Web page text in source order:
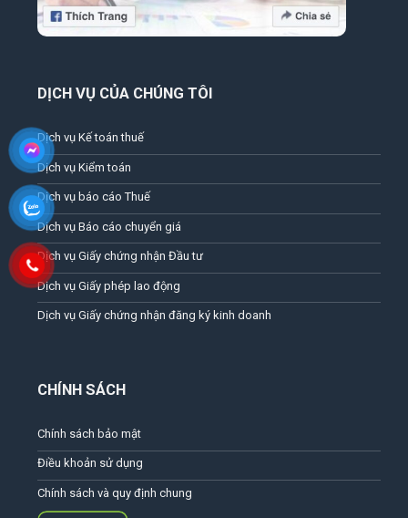
DỊCH VỤ CỦA CHÚNG TÔI
Dịch vụ Kế toán thuế
Dịch vụ Kiểm toán
Dịch vụ báo cáo Thuế
Dịch vụ Báo cáo chuyển giá
Dịch vụ Giấy chứng nhận Đầu tư
Dịch vụ Giấy phép lao động
Dịch vụ Giấy chứng nhận đăng ký kinh doanh
CHÍNH SÁCH
Chính sách bảo mật
Điều khoản sử dụng
Chính sách và quy định chung